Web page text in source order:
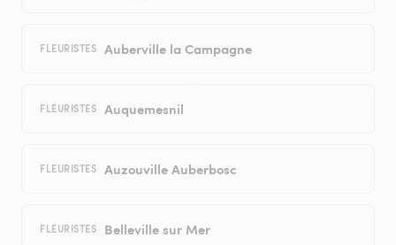
FLEURISTES Auberville la Campagne
FLEURISTES Auquemesnil
FLEURISTES Auzouville Auberbosc
FLEURISTES Belleville sur Mer